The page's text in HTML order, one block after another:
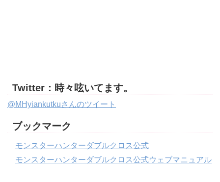
Twitter：時々呟いてます。
@MHyiankutkuさんのツイート
ブックマーク
モンスターハンターダブルクロス公式
モンスターハンターダブルクロス公式ウェブマニュアル